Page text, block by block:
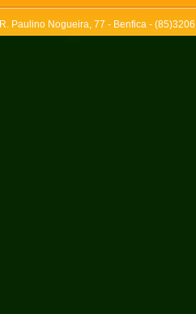
R. Paulino Nogueira, 77 - Benfica -